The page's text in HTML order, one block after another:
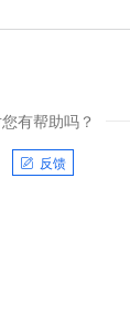
有帮助吗？
反馈